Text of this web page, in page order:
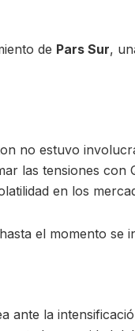
de Pars Sur,
no estuvo
las tensiones con
en los
el momento se
ante la